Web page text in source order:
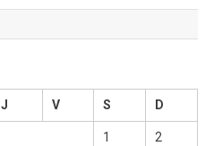
J V S D
1 2